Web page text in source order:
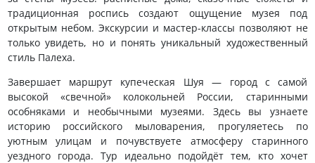
традиционная роспись создают ощущение музея под
открытым небом. Экскурсии и мастер-классы позволяют не
только увидеть, но и понять уникальный художественный
стиль Палеха.
Завершает маршрут купеческая Шуя — город с самой
высокой «свечной» колокольней России, старинными
особняками и необычными музеями. Здесь вы узнаете
историю российского мыловарения, прогуляетесь по
уютным улицам и почувствуете атмосферу старинного
уездного города. Тур идеально подойдёт тем, кто хочет